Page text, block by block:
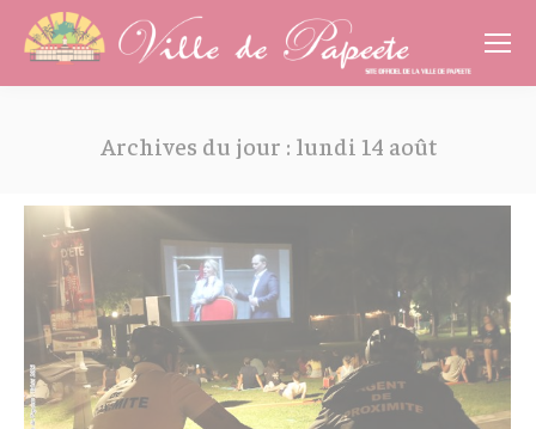
Archives du jour : lundi 14 août
Cookies management panel